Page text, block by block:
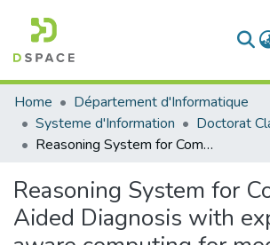
Communities & Collections
All of DSpace
Statistics
Home
Département d'Informatique
Systeme d'Information
Doctorat
Reasoning System for Computer Aided Diagnosis with explanations aware computing for medical applications.
Reasoning System for
Aided Diagnosis with